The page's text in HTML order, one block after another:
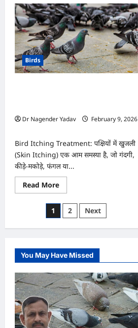
हीट
स्ट्रोक
से
पक्षियों
को
कितना
खतरा?
जानिए
असर,
लक्षण
और
Birds
Dr Nagender Yadav
February 9, 2026
Bird Itching Treatment: पक्षियों में खुजली
(Skin Itching) एक आम समस्या है, जो गंदगी,
कीड़े-मकोड़े, फंगल या...
Read MoreRead
more
पक्षियों
खुजली
है
परेशान?
घर
अपनाएं
ये
आसान
देसी
इलाज,
तुरंत
मिलेगा
आराम
Posts
pagination
1 2 Next
You May Have Missed